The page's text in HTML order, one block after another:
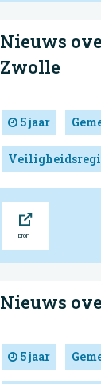
Nieuws
Zwolle
5 jaar
Nieuws
5 jaar